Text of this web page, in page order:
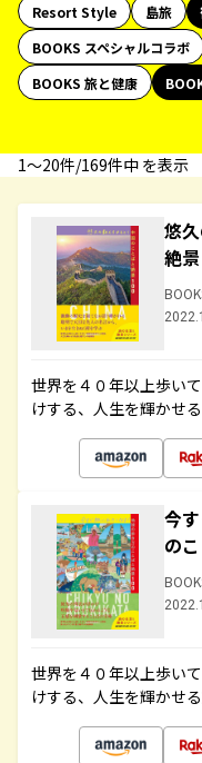
Resort Style
島旅
BOOKS スペシャルコラボ
BOOKS 旅と健康
1〜20件/169件中 を表示
悠
絶
世界を４０年以上歩い
けする、人生を輝かせ
今
の
世界を４０年以上歩い
けする、人生を輝かせ